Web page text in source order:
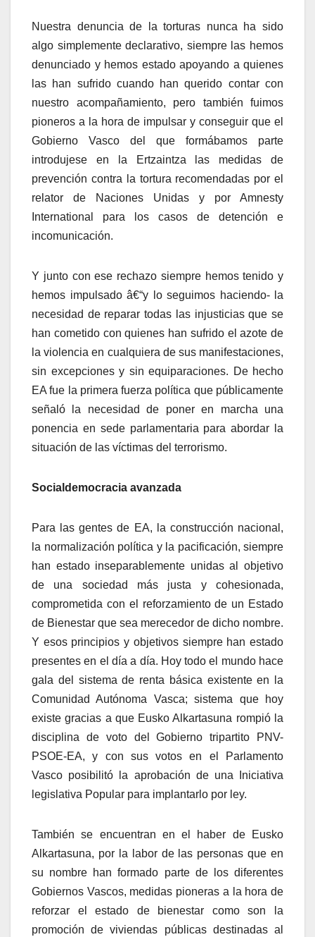
Nuestra denuncia de la torturas nunca ha sido
algo simplemente declarativo, siempre las hemos
denunciado y hemos estado apoyando a quienes
las han sufrido cuando han querido contar con
nuestro acompañamiento, pero también fuimos
pioneros a la hora de impulsar y conseguir que el
Gobierno Vasco del que formábamos parte
introdujese en la Ertzaintza las medidas de
prevención contra la tortura recomendadas por el
relator de Naciones Unidas y por Amnesty
International para los casos de detención e
incomunicación.
Y junto con ese rechazo siempre hemos tenido y
hemos impulsado â€“y lo seguimos haciendo- la
necesidad de reparar todas las injusticias que se
han cometido con quienes han sufrido el azote de
la violencia en cualquiera de sus manifestaciones,
sin excepciones y sin equiparaciones. De hecho
EA fue la primera fuerza polí­tica que públicamente
señaló la necesidad de poner en marcha una
ponencia en sede parlamentaria para abordar la
situación de las ví­ctimas del terrorismo.
Socialdemocracia avanzada
Para las gentes de EA, la construcción nacional,
la normalización polí­tica y la pacificación, siempre
han estado inseparablemente unidas al objetivo
de una sociedad más justa y cohesionada,
comprometida con el reforzamiento de un Estado
de Bienestar que sea merecedor de dicho nombre.
Y esos principios y objetivos siempre han estado
presentes en el dí­a a dí­a. Hoy todo el mundo hace
gala del sistema de renta básica existente en la
Comunidad Autónoma Vasca; sistema que hoy
existe gracias a que Eusko Alkartasuna rompió la
disciplina de voto del Gobierno tripartito PNV-
PSOE-EA, y con sus votos en el Parlamento
Vasco posibilitó la aprobación de una Iniciativa
legislativa Popular para implantarlo por ley.
También se encuentran en el haber de Eusko
Alkartasuna, por la labor de las personas que en
su nombre han formado parte de los diferentes
Gobiernos Vascos, medidas pioneras a la hora de
reforzar el estado de bienestar como son la
promoción de viviendas públicas destinadas al